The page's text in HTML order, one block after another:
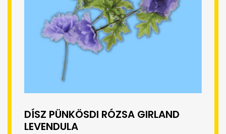
DÍSZ PÜNKÖSDI RÓZSA GIRLAND
LEVENDULA